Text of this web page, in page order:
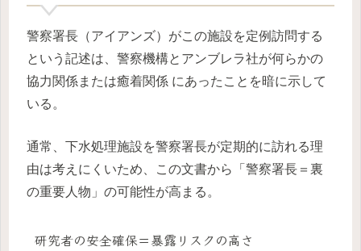
警察署長（アイアンズ）がこの施設を定例訪問する
という記述は、警察機構とアンブレラ社が何らかの
協力関係または癒着関係 にあったことを暗に示して
いる。
通常、下水処理施設を警察署長が定期的に訪れる理
由は考えにくいため、この文書から「警察署長＝裏
の重要人物」の可能性が高まる。
研究者の安全確保＝暴露リスクの高さ